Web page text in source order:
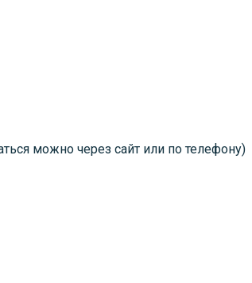
можно через сайт или по телефону)